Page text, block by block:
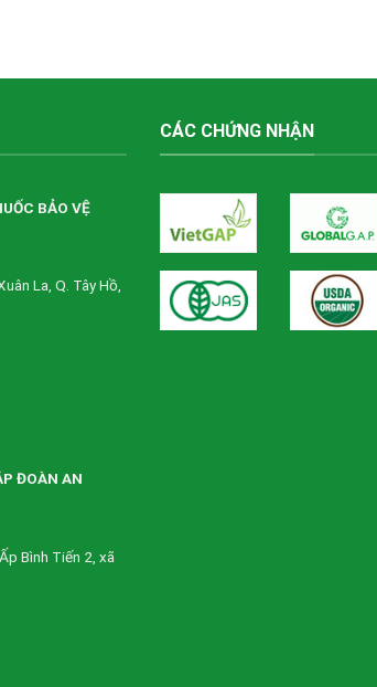
BẢO VỆ
La, Q. Tây Hồ,
ĐOÀN AN
Bình Tiến 2, xã
CÁC CHỨNG NHẬN